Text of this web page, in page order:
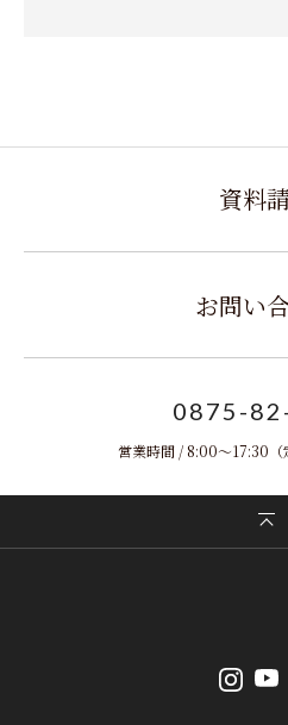
資料
お問い
0875-
営業時間 / 8:00～17:30